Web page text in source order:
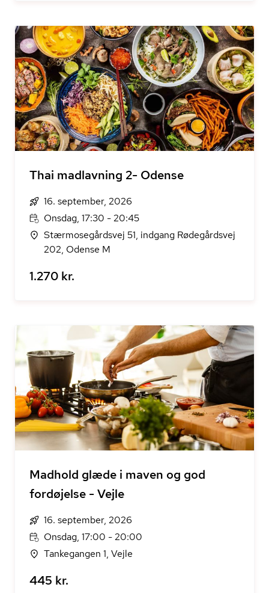
Thai madlavning 2- Odense
16. september, 2026
Onsdag, 17:30 - 20:45
Stærmosegårdsvej 51, indgang Rødegårdsvej
202, Odense M
1.270 kr.
Madhold glæde i maven og god
fordøjelse - Vejle
16. september, 2026
Onsdag, 17:00 - 20:00
Tankegangen 1, Vejle
445 kr.